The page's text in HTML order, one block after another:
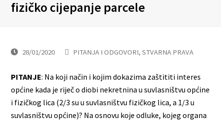
fizičko cijepanje parcele
28/01/2020 PITANJA I ODGOVORI,STVARNA PRAVA
PITANJE: Na koji način i kojim dokazima zaštititi interes
općine kada je riječ o diobi nekretnina u suvlasništvu općine
i fizičkog lica (2/3 su u suvlasništvu fizičkog lica, a 1/3 u
suvlasništvu općine)? Na osnovu koje odluke, kojeg organa